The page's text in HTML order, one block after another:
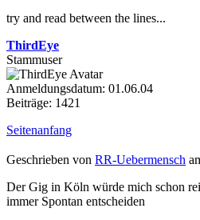
try and read between the lines...
ThirdEye
Stammuser
Anmeldungsdatum: 01.06.04
Beiträge: 1421
Seitenanfang
Geschrieben von RR-Uebermensch
Der Gig in Köln würde mich schon
immer Spontan entscheiden